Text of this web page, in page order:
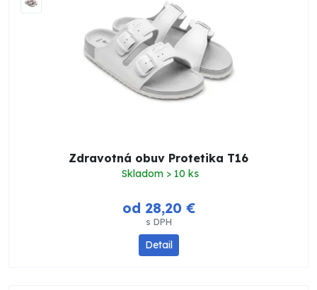
Zdravotná obuv Protetika T16
Skladom > 10 ks
od 28,20 €
s DPH
Detail